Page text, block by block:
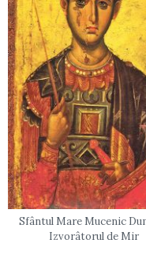
Sfântul Mare Mucenic
Izvorâtorul de Mir